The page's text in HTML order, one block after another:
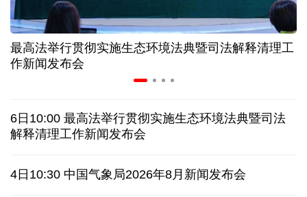
历经十余年，西藏南木林：昔日荒河滩 今时富绿洲
情满天山 援疆印记丨安徽支教生赢得桃李秀昆仑
从规划到落实：中国发展经验引发南非各界思考
日本有识之士：32名中国劳工本不该命丧长崎
最高法举行贯彻实施生态环境法典暨司法解释清理工
作新闻发布会
6日10:00 最高法举行贯彻实施生态环境法典暨司法
解释清理工作新闻发布会
4日10:30 中国气象局2026年8月新闻发布会